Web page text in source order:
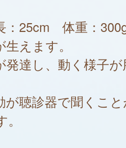
25cm 体重：
生えます。
発達し、動く様子
が聴診器で聞くこ